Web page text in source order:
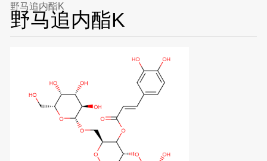
野马追内酯K
野马追内酯K